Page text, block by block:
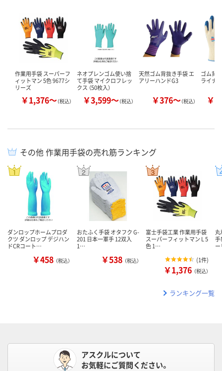
作業用手袋 スーパーフ
ィットマン 5色 9677シ
リーズ
￥1,376～（税込）
ネオプレンゴム使い捨
て手袋 マイクロフレッ
クス （50枚入）
￥3,599～（税込）
天然ゴム背抜き手袋 エ
アリーハンドG3
￥376～（税込）
ゴム背
ライナ
￥
その他 作業用手袋の売れ筋ランキング
ダンロップホームプロダ
クツ ダンロップ デジハン
ドCRコート…
￥458 （税込）
おたふく手袋 オタフク G-
201 日本一軍手 12双入
1…
￥538 （税込）
富士手袋工業 作業用手袋
スーパーフィットマン L 5
色 1…
(1件)
￥1,376 （税込）
手
ランキング一覧
アスクルについて
お気軽にご質問ください。